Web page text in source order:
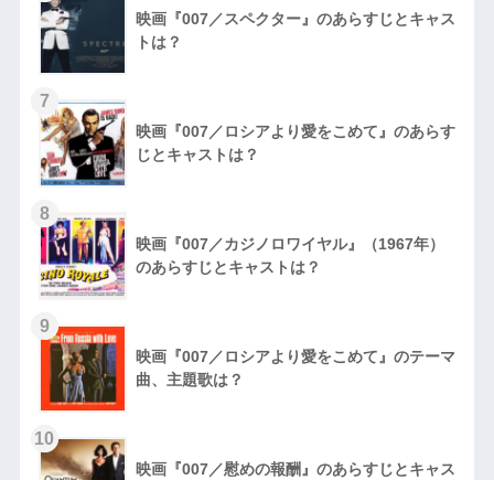
映画『007／スペクター』のあらすじとキャス
トは？
7
映画『007／ロシアより愛をこめて』のあらす
じとキャストは？
8
映画『007／カジノロワイヤル』（1967年）
のあらすじとキャストは？
9
映画『007／ロシアより愛をこめて』のテーマ
曲、主題歌は？
10
映画『007／慰めの報酬』のあらすじとキャス